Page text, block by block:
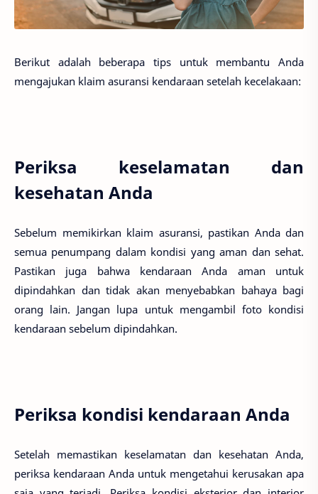
Berikut adalah beberapa tips untuk membantu Anda
mengajukan klaim asuransi kendaraan setelah kecelakaan:
Periksa keselamatan dan
kesehatan Anda
Sebelum memikirkan klaim asuransi, pastikan Anda dan
semua penumpang dalam kondisi yang aman dan sehat.
Pastikan juga bahwa kendaraan Anda aman untuk
dipindahkan dan tidak akan menyebabkan bahaya bagi
orang lain. Jangan lupa untuk mengambil foto kondisi
kendaraan sebelum dipindahkan.
Periksa kondisi kendaraan Anda
Setelah memastikan keselamatan dan kesehatan Anda,
periksa kendaraan Anda untuk mengetahui kerusakan apa